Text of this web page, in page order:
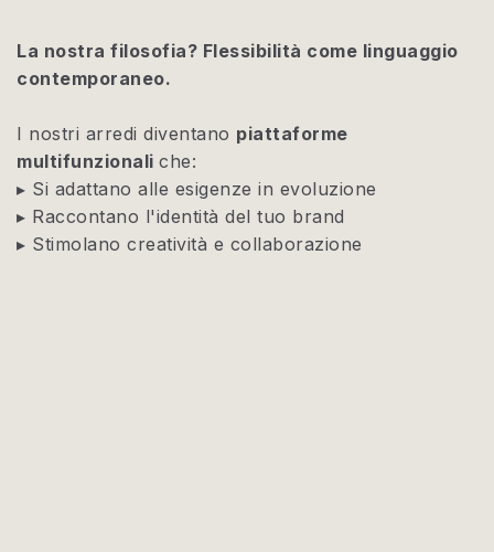
La nostra filosofia? Flessibilità come linguaggio
contemporaneo.
I nostri arredi diventano piattaforme
multifunzionali che:
▸ Si adattano alle esigenze in evoluzione
▸ Raccontano l'identità del tuo brand
▸ Stimolano creatività e collaborazione